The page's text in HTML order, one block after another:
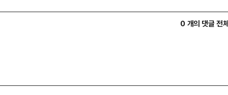
0 개의 댓글 전